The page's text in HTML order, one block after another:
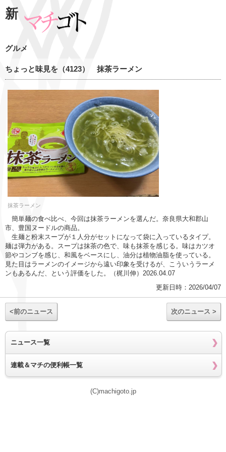
新
グルメ
ちょっと味見を（4123） 抹茶ラーメン
抹茶ラーメン
簡単麺の食べ比べ、今回は抹茶ラーメンを選んだ。奈良県大和郡山
市、豊国ヌードルの商品。
生麺と粉末スープが１人分がセットになって袋に入っているタイプ。
麺は弾力がある。スープは抹茶の色で、味も抹茶を感じる。味はカツオ
節やコンブを感じ、和風をベースにし、油分は植物油脂を使っている。
見た目はラーメンのイメージから遠い印象を受けるが、こういうラーメ
ンもあるんだ、という評価をした。（梶川伸）2026.04.07
更新日時：2026/04/07
<前のニュース 次のニュース >
ニュース一覧
連載＆マチの便利帳一覧
(C)machigoto.jp